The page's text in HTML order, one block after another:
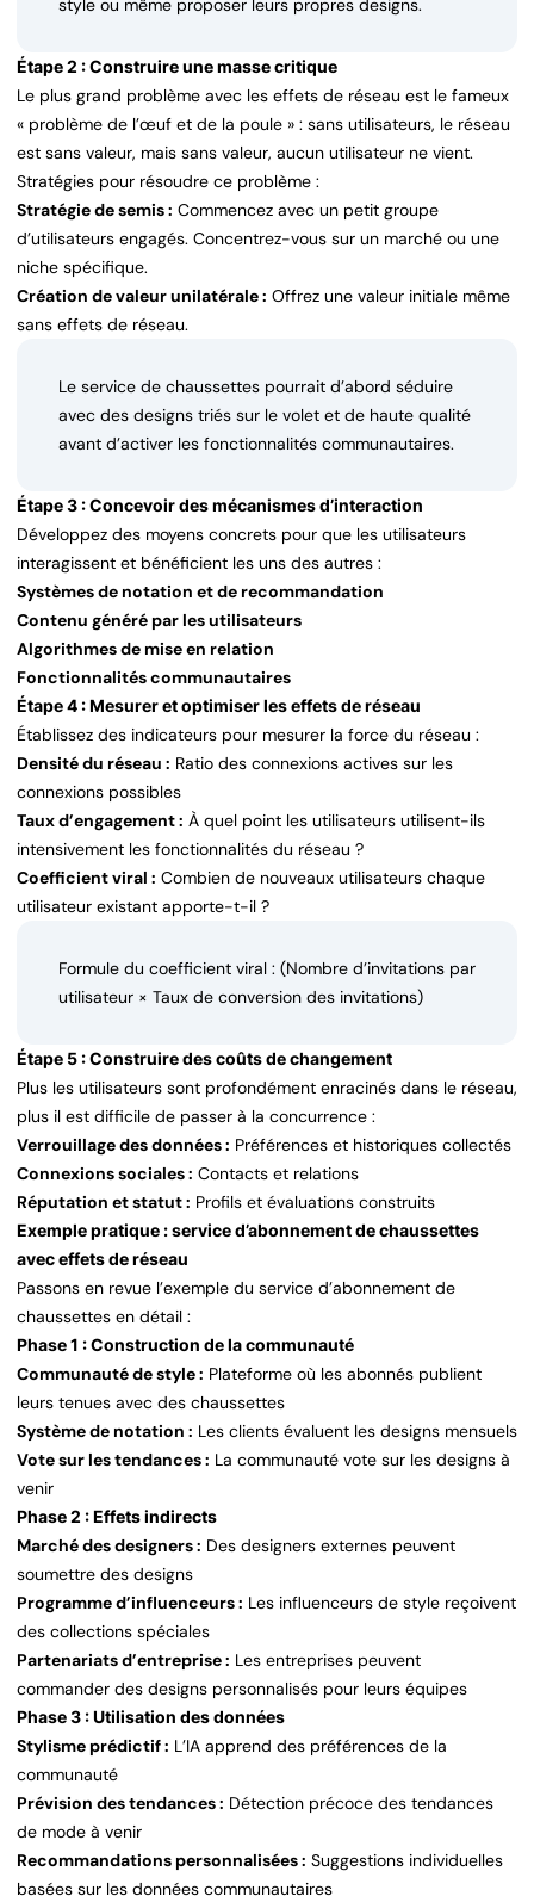
style ou même proposer leurs propres designs.
Étape 2 : Construire une masse critique
Le plus grand problème avec les effets de réseau est le fameux
« problème de l’œuf et de la poule » : sans utilisateurs, le réseau
est sans valeur, mais sans valeur, aucun utilisateur ne vient.
Stratégies pour résoudre ce problème :
Stratégie de semis : Commencez avec un petit groupe
d’utilisateurs engagés. Concentrez-vous sur un marché ou une
niche spécifique.
Création de valeur unilatérale : Offrez une valeur initiale même
sans effets de réseau.
Le service de chaussettes pourrait d’abord séduire
avec des designs triés sur le volet et de haute qualité
avant d’activer les fonctionnalités communautaires.
Étape 3 : Concevoir des mécanismes d’interaction
Développez des moyens concrets pour que les utilisateurs
interagissent et bénéficient les uns des autres :
Systèmes de notation et de recommandation
Contenu généré par les utilisateurs
Algorithmes de mise en relation
Fonctionnalités communautaires
Étape 4 : Mesurer et optimiser les effets de réseau
Établissez des indicateurs pour mesurer la force du réseau :
Densité du réseau : Ratio des connexions actives sur les
connexions possibles
Taux d’engagement : À quel point les utilisateurs utilisent-ils
intensivement les fonctionnalités du réseau ?
Coefficient viral : Combien de nouveaux utilisateurs chaque
utilisateur existant apporte-t-il ?
Formule du coefficient viral : (Nombre d’invitations par
utilisateur × Taux de conversion des invitations)
Étape 5 : Construire des coûts de changement
Plus les utilisateurs sont profondément enracinés dans le réseau,
plus il est difficile de passer à la concurrence :
Verrouillage des données : Préférences et historiques collectés
Connexions sociales : Contacts et relations
Réputation et statut : Profils et évaluations construits
Exemple pratique : service d’abonnement de chaussettes
avec effets de réseau
Passons en revue l’exemple du service d’abonnement de
chaussettes en détail :
Phase 1 : Construction de la communauté
Communauté de style : Plateforme où les abonnés publient
leurs tenues avec des chaussettes
Système de notation : Les clients évaluent les designs mensuels
Vote sur les tendances : La communauté vote sur les designs à
venir
Phase 2 : Effets indirects
Marché des designers : Des designers externes peuvent
soumettre des designs
Programme d’influenceurs : Les influenceurs de style reçoivent
des collections spéciales
Partenariats d’entreprise : Les entreprises peuvent
commander des designs personnalisés pour leurs équipes
Phase 3 : Utilisation des données
Stylisme prédictif : L’IA apprend des préférences de la
communauté
Prévision des tendances : Détection précoce des tendances
de mode à venir
Recommandations personnalisées : Suggestions individuelles
basées sur les données communautaires